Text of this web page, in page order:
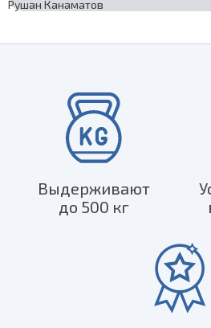
Рушан Канаматов
Выдерживают
до 500 кг